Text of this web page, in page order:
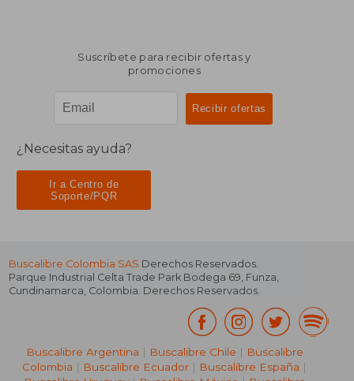
Suscríbete para recibir ofertas y
promociones
¿Necesitas ayuda?
Ir a Centro de
Soporte/PQR
Buscalibre Colombia SAS Derechos Reservados.
Parque Industrial Celta Trade Park Bodega 69, Funza,
Cundinamarca, Colombia. Derechos Reservados.
Buscalibre Argentina | Buscalibre Chile | Buscalibre
Colombia | Buscalibre Ecuador | Buscalibre España |